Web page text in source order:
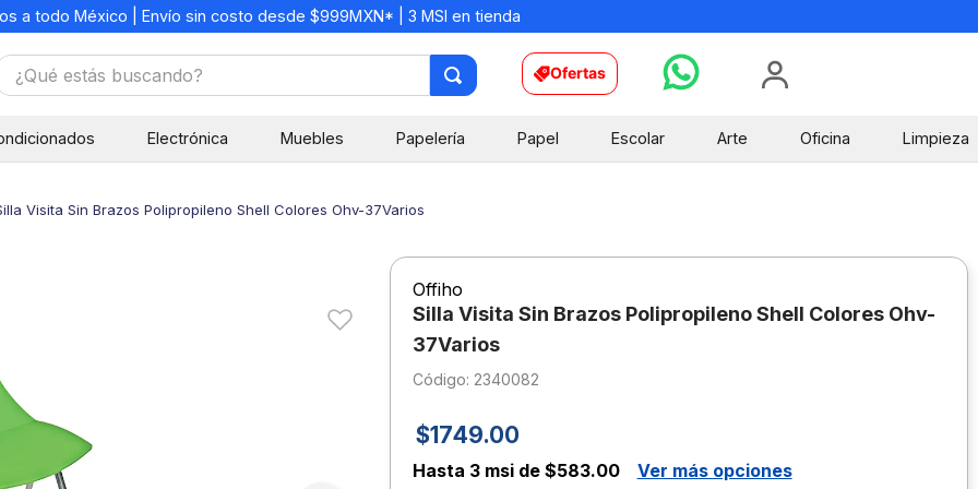
a todo México | Envío sin costo desde $999MXN* | 3 MSI en tienda
estás buscando? Ofertas
Electrónica Muebles Papelería Papel Escolar Arte Oficina Limpieza
Visita Sin Brazos Polipropileno Shell Colores Ohv-37Varios
Offiho
Silla Visita Sin Brazos Polipropileno Shell Colores Ohv-
37Varios
: 2340082
$1749.00
Hasta 3 msi de $583.00 Ver más opciones
8.
sacapuntas
lapiz